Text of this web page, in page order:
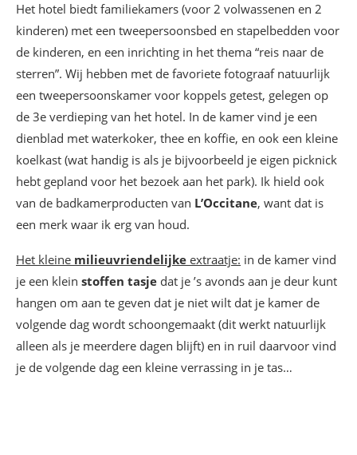
Het hotel biedt familiekamers (voor 2 volwassenen en 2
kinderen) met een tweepersoonsbed en stapelbedden voor
de kinderen, en een inrichting in het thema “reis naar de
sterren”. Wij hebben met de favoriete fotograaf natuurlijk
een tweepersoonskamer voor koppels getest, gelegen op
de 3e verdieping van het hotel. In de kamer vind je een
dienblad met waterkoker, thee en koffie, en ook een kleine
koelkast (wat handig is als je bijvoorbeeld je eigen picknick
hebt gepland voor het bezoek aan het park). Ik hield ook
van de badkamerproducten van L’Occitane, want dat is
een merk waar ik erg van houd.
Het kleine milieuvriendelijke extraatje: in de kamer vind
je een klein stoffen tasje dat je ’s avonds aan je deur kunt
hangen om aan te geven dat je niet wilt dat je kamer de
volgende dag wordt schoongemaakt (dit werkt natuurlijk
alleen als je meerdere dagen blijft) en in ruil daarvoor vind
je de volgende dag een kleine verrassing in je tas…